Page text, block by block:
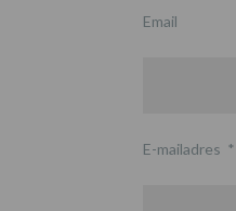
Email
E-mailadres *